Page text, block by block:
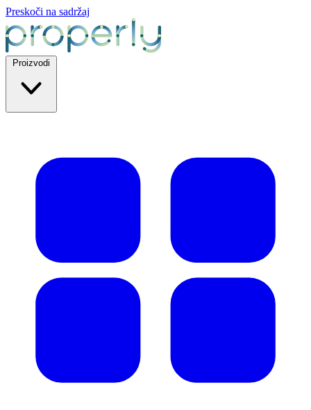
Preskoči na sadržaj